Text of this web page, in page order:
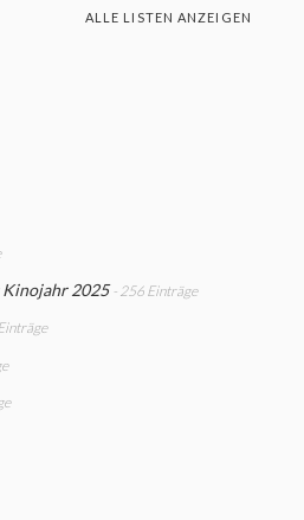
ALLE LISTEN ANZEIGEN
Kinojahr 2025 - 256 Einträge